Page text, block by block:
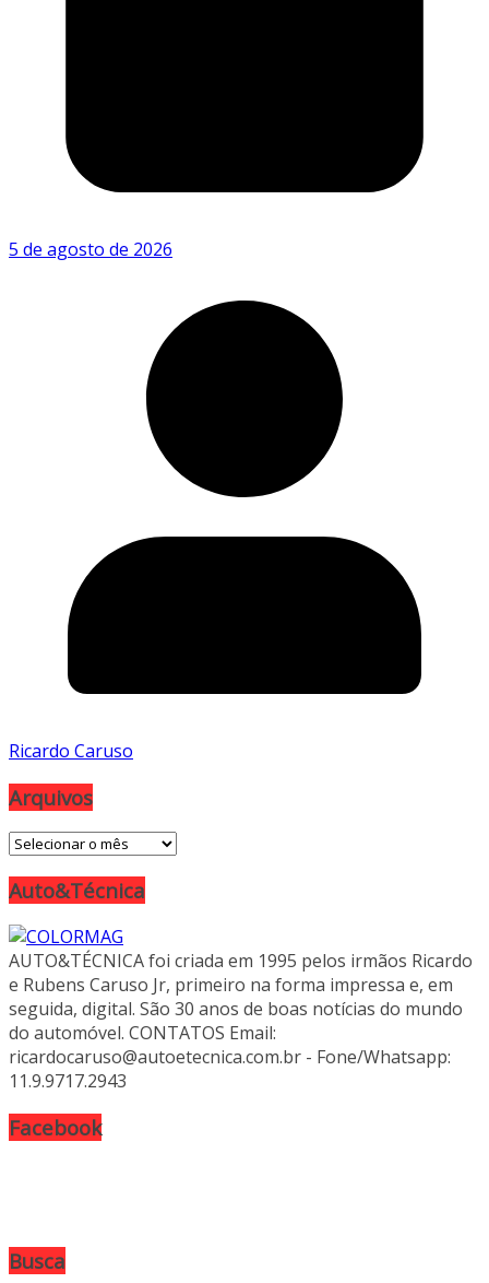
5 de agosto de 2026
Ricardo Caruso
Arquivos
Arquivos
Auto&Técnica
AUTO&TÉCNICA foi criada em 1995 pelos irmãos Ricardo
e Rubens Caruso Jr, primeiro na forma impressa e, em
seguida, digital. São 30 anos de boas notícias do mundo
do automóvel. CONTATOS Email:
ricardocaruso@autoetecnica.com.br - Fone/Whatsapp:
11.9.9717.2943
Facebook
Busca